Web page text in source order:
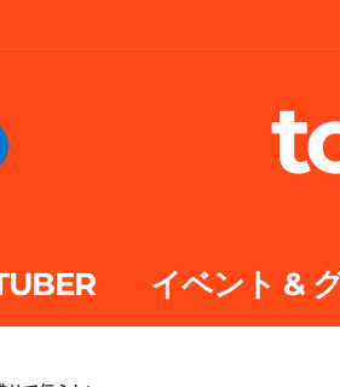
イベント &